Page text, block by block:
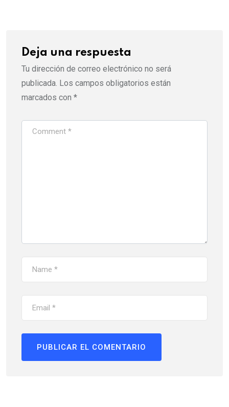
Deja una respuesta
Tu dirección de correo electrónico no será
publicada. Los campos obligatorios están
marcados con *